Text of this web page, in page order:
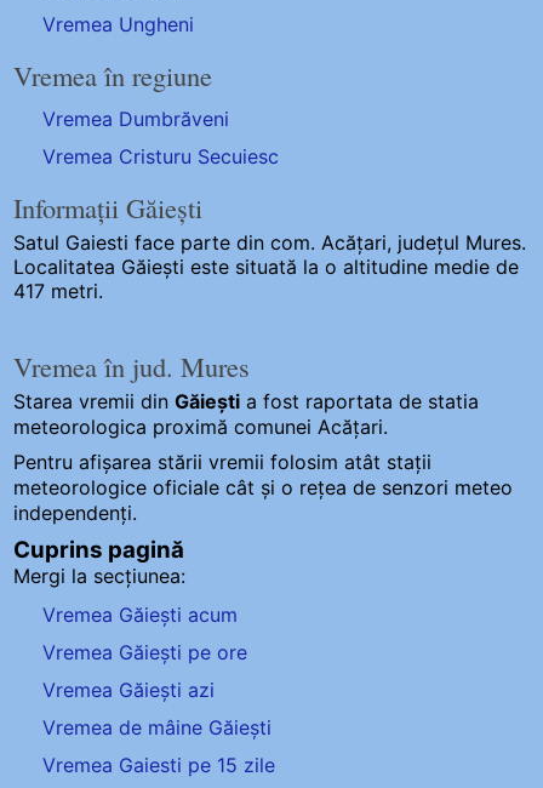
Vremea Ungheni
Vremea în regiune
Vremea Dumbrăveni
Vremea Cristuru Secuiesc
Informații Găiești
Satul Gaiesti face parte din com. Acățari, județul Mures.
Localitatea Găiești este situată la o altitudine medie de
417 metri.
Vremea în jud. Mures
Starea vremii dinGăiești a fost raportata de statia
meteorologica proximă comunei Acățari.
Pentru afișarea stării vremii folosim atât stații
meteorologice oficiale cât și o rețea de senzori meteo
independenți.
Cuprins pagină
Mergi la secțiunea:
Vremea Găiești acum
Vremea Găiești pe ore
Vremea Găiești azi
Vremea de mâine Găiești
Vremea Gaiesti pe 15 zile